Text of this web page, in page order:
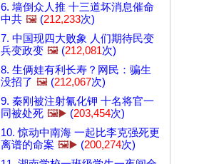
6. 墙倒众人推 十三道坏消息催命
中共 🖼️ (212,233次)
7. 中国现四大败象 人们期待民变
兵变政变 🖼️ (212,081次)
8. 生俩娃有利长寿？网民：骗生
没招了 🖼️ (212,067次)
9. 秦刚被注射氰化钾 十名将官一
同被处死 🖼️▶️ (203,454次)
10. 惊动中南海 一起比李克强死更
离谱的命案 🖼️▶️ (200,274次)